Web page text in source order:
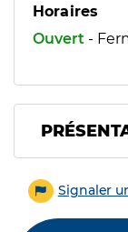
Horaires
Ouvert -
Signaler